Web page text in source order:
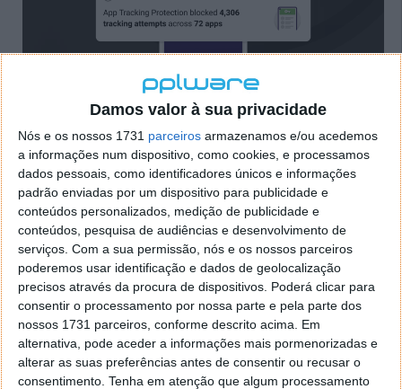
Damos valor à sua privacidade
Nós e os nossos 1731 parceiros armazenamos e/ou acedemos
a informações num dispositivo, como cookies, e processamos
dados pessoais, como identificadores únicos e informações
padrão enviadas por um dispositivo para publicidade e
conteúdos personalizados, medição de publicidade e
conteúdos, pesquisa de audiências e desenvolvimento de
serviços. Com a sua permissão, nós e os nossos parceiros
poderemos usar identificação e dados de geolocalização
precisos através da procura de dispositivos. Poderá clicar para
consentir o processamento por nossa parte e pela parte dos
nossos 1731 parceiros, conforme descrito acima. Em
alternativa, pode aceder a informações mais pormenorizadas e
alterar as suas preferências antes de consentir ou recusar o
consentimento. Tenha em atenção que algum processamento
Dá aos utilizadores o controlo total dos locais onde
os dados podem ser entregue e também permite que
as apps sejam filtradas. Assim mantém acessíveis e a
funcionar todas as que dependem destes dados e
desta informação.
Não se sabe quando a DuckDuckGo vai lançar esta
app, mas está terá um papel importante no futuro do
Android. Este sistema está longe de dar aos
utilizadores um controlo sobre os seus dados e assim
tudo fica mais transparente e, principalmente,
devolve a gestão da informação a quem é dona dela.